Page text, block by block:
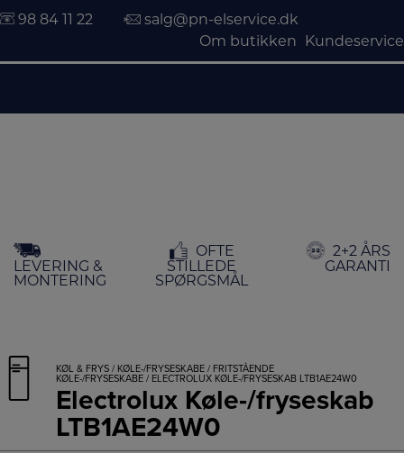
indholdet
98 84 11 22
salg@pn-elservice.dk
Om butikken
Kundeservice
LEVERING &
MONTERING
OFTE
STILLEDE
SPØRGSMÅL
2+2 ÅRS
GARANTI
KØL & FRYS / KØLE-/FRYSESKABE / FRITSTÅENDE
KØLE-/FRYSESKABE / ELECTROLUX KØLE-/FRYSESKAB LTB1AE24W0
Electrolux Køle-/fryseskab
LTB1AE24W0